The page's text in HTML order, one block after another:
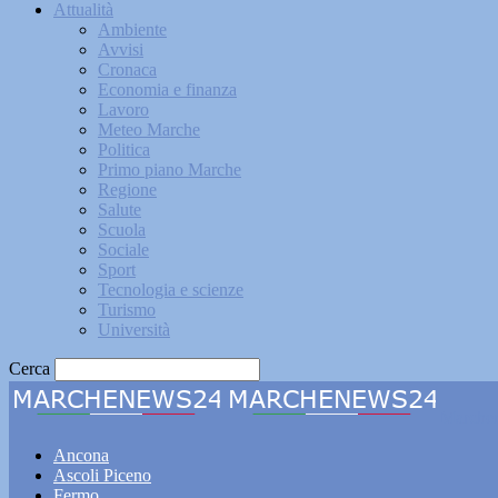
Attualità
Ambiente
Avvisi
Cronaca
Economia e finanza
Lavoro
Meteo Marche
Politica
Primo piano Marche
Regione
Salute
Scuola
Sociale
Sport
Tecnologia e scienze
Turismo
Università
Cerca
Ancona
Ascoli Piceno